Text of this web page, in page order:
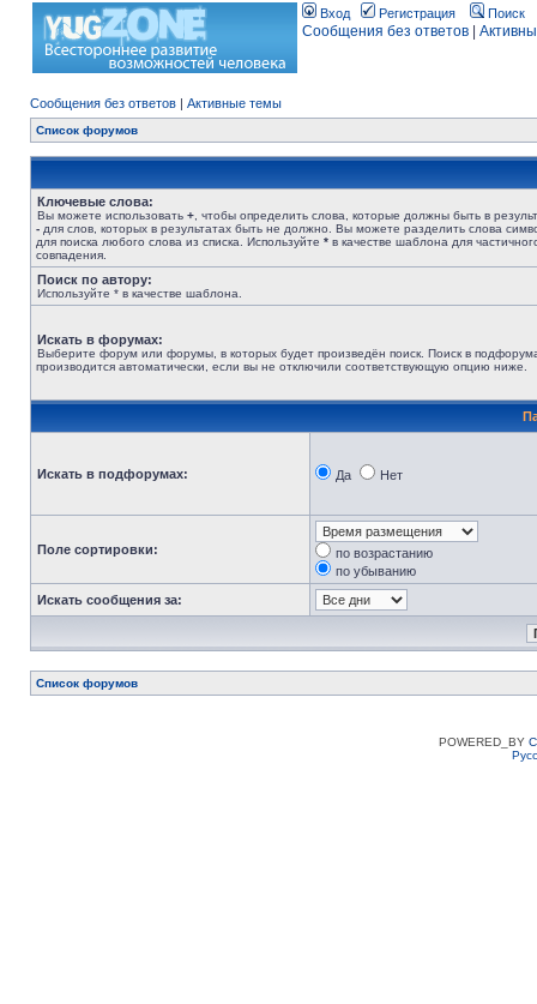
Вход Регистрация Поиск
Сообщения без ответов
Сообщения без ответов | Активные темы
Список форумов
Ключевые слова:
Вы можете использовать + , чтобы определить слова, которые должны быть в
- для слов, которых в результатах быть не должно. Вы можете разделить слова
для поиска любого слова из списка. Используйте * в качестве шаблона для
совпадения.
Поиск по автору:
Используйте * в качестве шаблона.
Искать в форумах:
Выберите форум или форумы, в которых будет произведён поиск. Поиск в
производится автоматически, если вы не отключили соответствующую опцию ниже.
Искать в подфорумах: Да Нет
Поле сортировки:
по возрастанию
по убыванию
Искать сообщения за:
Список форумов
POWERED_BY